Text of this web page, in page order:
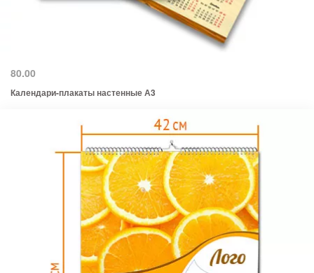
80.00
Календари-плакаты настенные А3